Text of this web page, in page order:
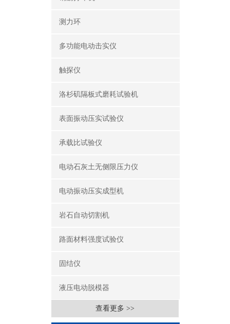
测力环
多功能电动击实仪
触探仪
洛杉矶隔板式磨耗试验机
表面振动压实试验仪
承载比试验仪
电动石灰土无侧限压力仪
电动振动压实成型机
岩石自动切割机
路面材料强度试验仪
固结仪
液压电动脱模器
查看更多 >>